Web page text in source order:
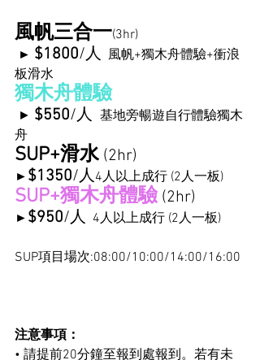
風帆三合一(3hr)
► $1800/人 風帆+獨木舟體驗+衝浪
板滑水
獨木舟體驗
► $550/人 基地旁暢遊自行體驗獨木
舟
SUP+滑水 (2hr)
► $1350/人4人以上成行 (2人一板)
SUP+獨木舟體驗 (2hr)
► $950/人 4人以上成行 (2人一板)
SUP項目場次:08:00/10:00/14:00/16:00
注意事項：
• 請提前20分鐘至報到處報到。若有未